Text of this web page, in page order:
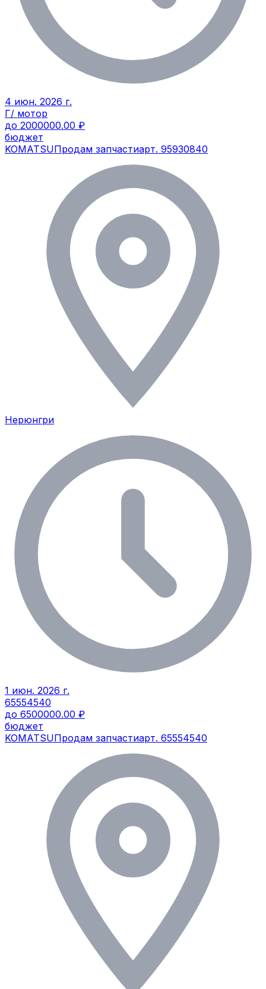
4 июн. 2026 г.
Г/ мотор
до 2000000.00 ₽
бюджет
KOMATSUПродам запчастиарт. 95930840
Нерюнгри
1 июн. 2026 г.
65554540
до 6500000.00 ₽
бюджет
KOMATSUПродам запчастиарт. 65554540